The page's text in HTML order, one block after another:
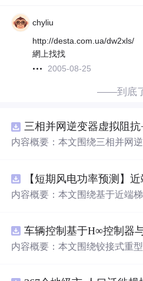
chyliu
http://desta.com.ua/dw2xls/
網上找找
2005-08-25
——到底
内容概要：本文围绕三相并网
（正弦脉宽调制）两种调制方
模。通过引入虚拟阻抗改善系
量。研究涵盖了控制策略的设
响应分析及谐波抑制效果评估
离、中点电位平衡、DPWMA
用于从事电力电子、新能源发
【短期风电功率预测】
内容概要：本文围绕基于近端
分位数回归模型，深入剖析其
算法进行高效优化求解，有效
内容概要：本文围绕铰接式重